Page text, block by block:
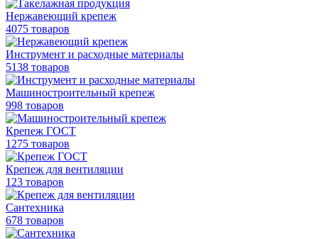
Нержавеющий крепеж
4075 товаров
Инструмент и расходные материалы
5138 товаров
Машиностроительный крепеж
998 товаров
Крепеж ГОСТ
1275 товаров
Крепеж для вентиляции
123 товаров
Сантехника
678 товаров